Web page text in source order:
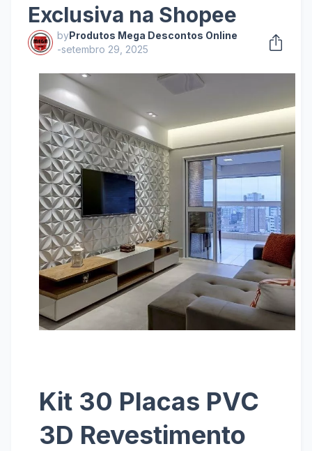
Exclusiva na Shopee
byProdutos Mega Descontos Online
-setembro 29, 2025
Kit 30 Placas PVC
3D Revestimento